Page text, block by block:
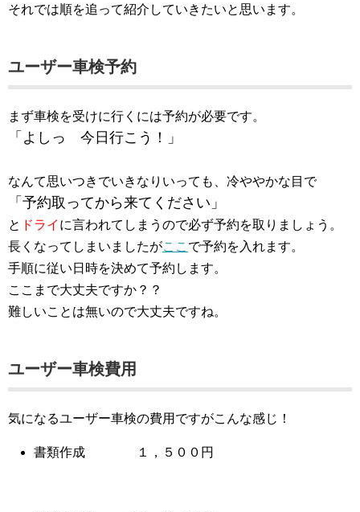
それでは順を追って紹介していきたいと思います。
ユーザー車検予約
まず車検を受けに行くには予約が必要です。
「よしっ 今日行こう！」
なんて思いつきでいきなりいっても、冷ややかな目で
「予約取ってから来てください」
と ドライ に言われてしまうので必ず予約を取りましょう。
長くなってしまいましたがここ で予約を入れます。
手順に従い日時を決めて予約します。
ここまで大丈夫ですか？？
難しいことは無いので大丈夫ですね。
ユーザー車検費用
気になるユーザー車検の費用ですがこんな感じ！
書類作成 １，５００円